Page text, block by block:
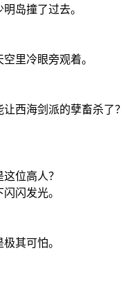
岛撞了过去。
里冷眼旁观着。
西海剑派的孽畜杀了？
位高人？
闪发光。
其可怕。